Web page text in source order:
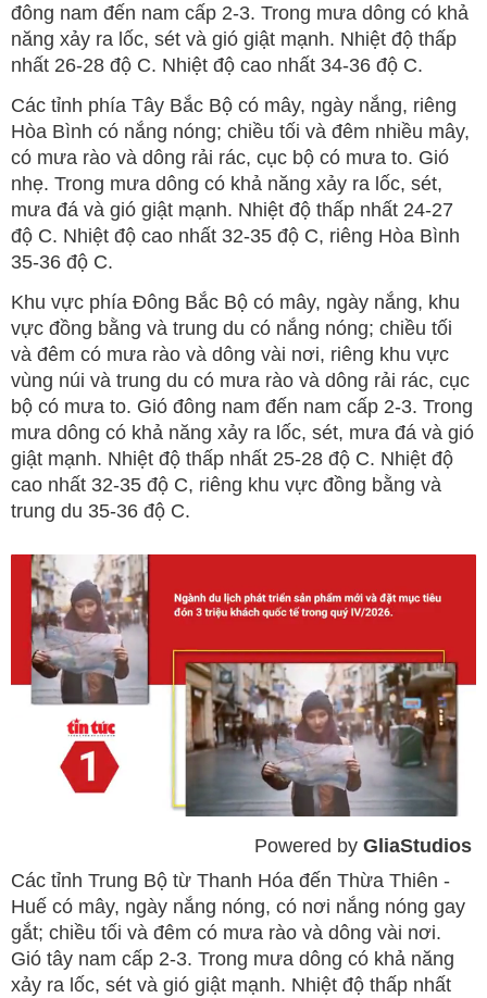
đông nam đến nam cấp 2-3. Trong mưa dông có khả
năng xảy ra lốc, sét và gió giật mạnh. Nhiệt độ thấp
nhất 26-28 độ C. Nhiệt độ cao nhất 34-36 độ C.
Các tỉnh phía Tây Bắc Bộ có mây, ngày nắng, riêng
Hòa Bình có nắng nóng; chiều tối và đêm nhiều mây,
có mưa rào và dông rải rác, cục bộ có mưa to. Gió
nhẹ. Trong mưa dông có khả năng xảy ra lốc, sét,
mưa đá và gió giật mạnh. Nhiệt độ thấp nhất 24-27
độ C. Nhiệt độ cao nhất 32-35 độ C, riêng Hòa Bình
35-36 độ C.
Khu vực phía Đông Bắc Bộ có mây, ngày nắng, khu
vực đồng bằng và trung du có nắng nóng; chiều tối
và đêm có mưa rào và dông vài nơi, riêng khu vực
vùng núi và trung du có mưa rào và dông rải rác, cục
bộ có mưa to. Gió đông nam đến nam cấp 2-3. Trong
mưa dông có khả năng xảy ra lốc, sét, mưa đá và gió
giật mạnh. Nhiệt độ thấp nhất 25-28 độ C. Nhiệt độ
cao nhất 32-35 độ C, riêng khu vực đồng bằng và
trung du 35-36 độ C.
Powered by GliaStudios
Các tỉnh Trung Bộ từ Thanh Hóa đến Thừa Thiên -
Huế có mây, ngày nắng nóng, có nơi nắng nóng gay
gắt; chiều tối và đêm có mưa rào và dông vài nơi.
Gió tây nam cấp 2-3. Trong mưa dông có khả năng
xảy ra lốc, sét và gió giật mạnh. Nhiệt độ thấp nhất